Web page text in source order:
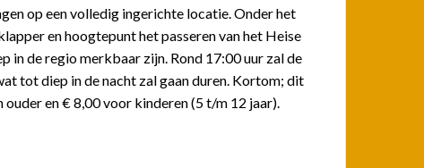
op een volledig ingerichte locatie. Onder het
en hoogtepunt het passeren van het Heise
in de regio merkbaar zijn. Rond 17:00 uur zal de
tot diep in de nacht zal gaan duren. Kortom; dit
en € 8,00 voor kinderen (5 t/m 12 jaar).